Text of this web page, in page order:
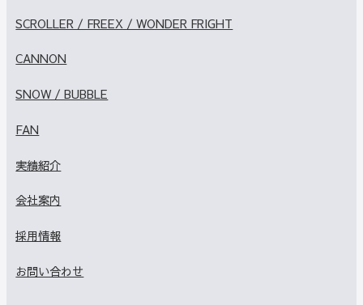
SCROLLER / FREEX / WONDER FRIGHT
CANNON
SNOW / BUBBLE
FAN
実績紹介
会社案内
採用情報
お問い合わせ